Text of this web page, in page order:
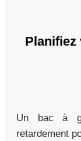
Planifiez
Un bac à
retardement